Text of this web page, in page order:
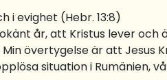
i evighet (Hebr. 13:8)
år, att Kristus lever
övertygelse är att Jesus
situation i Rumänien,